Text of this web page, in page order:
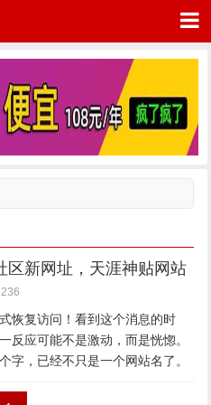
新网址，天涯神贴网站
恢复访问！看到这个消息的时
反应可能不是激动，而是恍惚。
字，已经不只是一个网站名了。